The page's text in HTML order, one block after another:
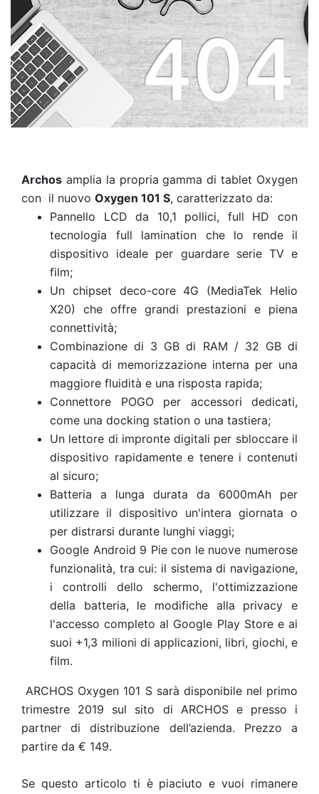
Archos amplia la propria gamma di tablet Oxygen
con il nuovo Oxygen 101 S, caratterizzato da:
Pannello LCD da 10,1 pollici, full HD con
tecnologia full lamination che lo rende il
dispositivo ideale per guardare serie TV e
film;
Un chipset deco-core 4G (MediaTek Helio
X20) che offre grandi prestazioni e piena
connettività;
Combinazione di 3 GB di RAM / 32 GB di
capacità di memorizzazione interna per una
maggiore fluidità e una risposta rapida;
Connettore POGO per accessori dedicati,
come una docking station o una tastiera;
Un lettore di impronte digitali per sbloccare il
dispositivo rapidamente e tenere i contenuti
al sicuro;
Batteria a lunga durata da 6000mAh per
utilizzare il dispositivo un'intera giornata o
per distrarsi durante lunghi viaggi;
Google Android 9 Pie con le nuove numerose
funzionalità, tra cui: il sistema di navigazione,
i controlli dello schermo, l'ottimizzazione
della batteria, le modifiche alla privacy e
l'accesso completo al Google Play Store e ai
suoi +1,3 milioni di applicazioni, libri, giochi, e
film.
ARCHOS Oxygen 101 S sarà disponibile nel primo
trimestre 2019 sul sito di ARCHOS e presso i
partner di distribuzione dell’azienda. Prezzo a
partire da € 149.
Se questo articolo ti è piaciuto e vuoi rimanere